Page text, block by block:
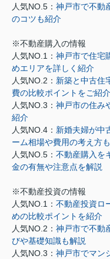
人気NO.5： 神戸市で不動
のコツも紹介
※不動産購入の情報
人気NO.1： 神戸市で住宅
めエリアを詳しく紹介
人気NO.2： 新築と中古住
費の比較ポイントをご紹介
人気NO.3： 神戸市の住み
紹介
人気NO.4： 新婚夫婦が中
ーム相場や費用の考え方
人気NO.5： 不動産購入を
金の有無や注意点を解説
※不動産投資の情報
人気NO.1： 不動産投資ロ
めの比較ポイントを紹介
人気NO.2： 神戸市で不動
びや基礎知識も解説
人気NO.3： 神戸市でマン